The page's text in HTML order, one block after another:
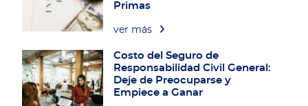
Primas
ver más
Costo del Seguro de
Responsabilidad Civil General:
Deje de Preocuparse y
Empiece a Ganar